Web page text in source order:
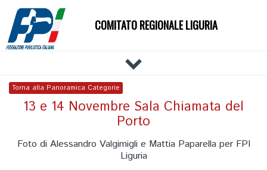
COMITATO REGIONALE LIGURIA
IL COMITATO
DOCUMENTI
NEWS
PALESTRE
Torna alla Panoramica Categorie
13 e 14 Novembre Sala Chiamata del
Porto
Foto di Alessandro Valgimigli e Mattia Paparella per FPI
Liguria